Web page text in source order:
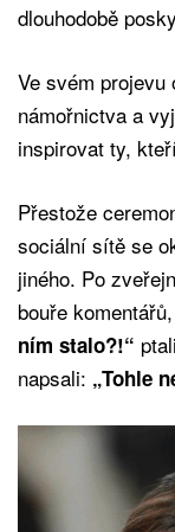
dlouhodobě
Ve svém
námořnictva a
inspirovat ty,
Přestože
sociální sítě se
jiného. Po
bouře
ním stalo?!“
napsali: „Tohle